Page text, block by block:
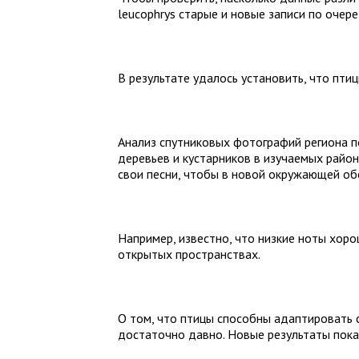
leucophrys старые и новые записи по
В результате удалось установить, что
Анализ спутниковых фотографий региона
деревьев и кустарников в изучаемых
свои песни, чтобы в новой окружающей
Например, известно, что низкие ноты
открытых пространствах.
О том, что птицы способны
достаточно давно. Новые результаты